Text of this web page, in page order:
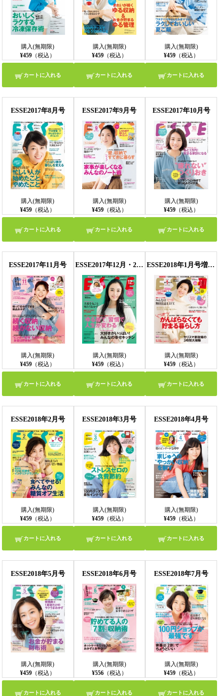
購入(無期限)
¥459 （税込）
カートに入れる
購入(無期限)
¥459（税込）
カートに入れる
購入(無期限)
¥459（税込）
カートに入れる
ESSE2017年8月号
購入(無期限)
¥459 （税込）
カートに入れる
ESSE2017年9月号
購入(無期限)
¥459（税込）
カートに入れる
ESSE2017年10月号
購入(無期限)
¥459（税込）
カートに入れる
ESSE2017年11月号
購入(無期限)
¥459 （税込）
カートに入れる
ESSE2017年12月・2018年1月合併号
購入(無期限)
¥459（税込）
カートに入れる
ESSE2018年1月号増刊・新年特大号
購入(無期限)
¥459（税込）
カートに入れる
ESSE2018年2月号
購入(無期限)
¥459 （税込）
カートに入れる
ESSE2018年3月号
購入(無期限)
¥459（税込）
カートに入れる
ESSE2018年4月号
購入(無期限)
¥459（税込）
カートに入れる
ESSE2018年5月号
購入(無期限)
¥459 （税込）
カートに入れる
ESSE2018年6月号
購入(無期限)
¥556（税込）
カートに入れる
ESSE2018年7月号
購入(無期限)
¥459（税込）
カートに入れる